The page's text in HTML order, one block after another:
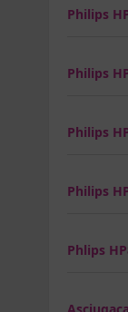
Philips
Philips
Philips
Philips
Phlips